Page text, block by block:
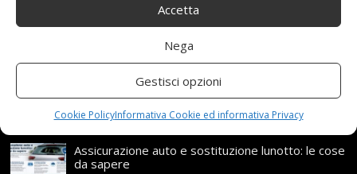
Accetta
Nega
Gestisci opzioni
Cookie PolicyInformativa Cookie ed informativa Privacy
redazione
Auto,Catene,Grip,misura,Neve,Omologate,ONorm,
Categories: Shop
Articoli recenti
Assicurazione auto e sostituzione lunotto: le cose
da sapere